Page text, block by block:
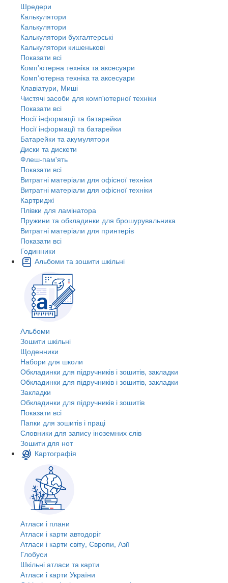
Шредери
Калькулятори
Калькулятори
Калькулятори бухгалтерські
Калькулятори кишенькові
Показати всі
Комп'ютерна техніка та аксесуари
Комп'ютерна техніка та аксесуари
Клавіатури, Миші
Чистячі засоби для комп'ютерної техніки
Показати всі
Носії інформації та батарейки
Носії інформації та батарейки
Батарейки та акумулятори
Диски та дискети
Флеш-пам'ять
Показати всі
Витратні матеріали для офісної техніки
Витратні матеріали для офісної техніки
Картриджi
Плівки для ламінатора
Пружини та обкладинки для брошурувальника
Витратні матеріали для принтерів
Показати всі
Годинники
Альбоми та зошити шкільні
Альбоми
Зошити шкільні
Щоденники
Набори для школи
Обкладинки для підручників і зошитів, закладки
Обкладинки для підручників і зошитів, закладки
Закладки
Обкладинки для підручників і зошитів
Показати всі
Папки для зошитів і праці
Словники для запису іноземних слів
Зошити для нот
Картографія
Атласи і плани
Атласи і карти автодоріг
Атласи і карти світу, Європи, Азії
Глобуси
Шкільні атласи та карти
Атласи і карти України